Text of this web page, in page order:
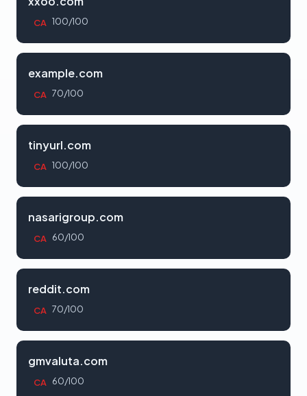
CA 100/100
example.com
CA 70/100
tinyurl.com
CA 100/100
nasarigroup.com
CA 60/100
reddit.com
CA 70/100
gmvaluta.com
CA 60/100